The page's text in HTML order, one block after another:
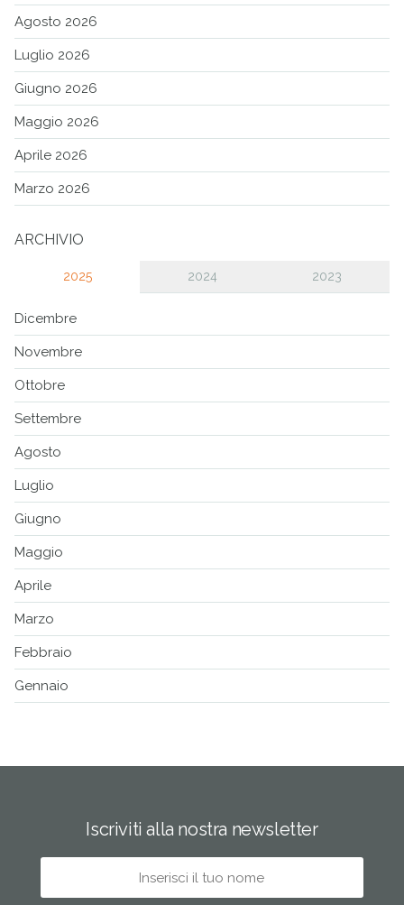
Agosto 2026
Luglio 2026
Giugno 2026
Maggio 2026
Aprile 2026
Marzo 2026
ARCHIVIO
2025 2024 2023
Dicembre
Novembre
Ottobre
Settembre
Agosto
Luglio
Giugno
Maggio
Aprile
Marzo
Febbraio
Gennaio
Iscriviti alla nostra newsletter